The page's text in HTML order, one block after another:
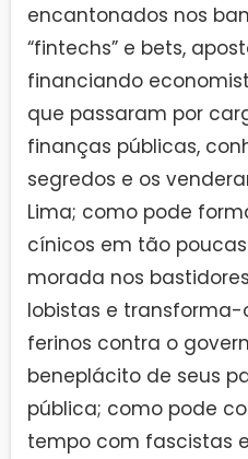
encantonados nos
“fintechs” e bets,
financiando
que passaram por
finanças públicas,
segredos e os
Lima; como pode
cínicos em tão
morada nos
lobistas e
ferinos contra o
beneplácito de seus
pública; como pode
tempo com fascistas